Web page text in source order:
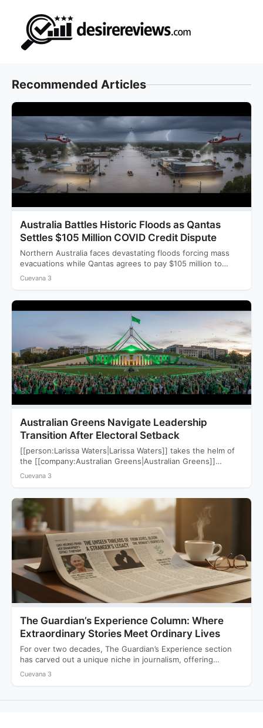
content
Recommended Articles
Australia Battles Historic Floods as Qantas
Settles $105 Million COVID Credit Dispute
Northern Australia faces devastating floods forcing mass
evacuations while Qantas agrees to pay $105 million to
settle a…
Cuevana 3
Australian Greens Navigate Leadership
Transition After Electoral Setback
[[person:Larissa Waters|Larissa Waters]] takes the helm of
the [[company:Australian Greens|Australian Greens]]
following a devastating 2025 election that saw…
Cuevana 3
The Guardian’s Experience Column: Where
Extraordinary Stories Meet Ordinary Lives
For over two decades, The Guardian’s Experience section
has carved out a unique niche in journalism, offering
readers…
Cuevana 3